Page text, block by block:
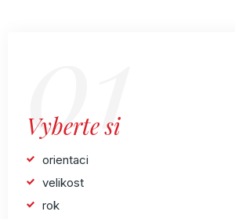
01
Vyberte si
orientaci
velikost
rok